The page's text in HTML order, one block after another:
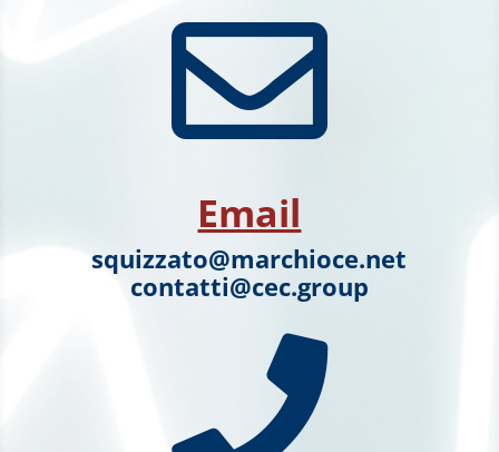

Email
squizzato@marchioce.net
contatti@cec.group
